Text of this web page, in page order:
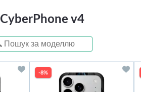
CyberPhone v4
-8%